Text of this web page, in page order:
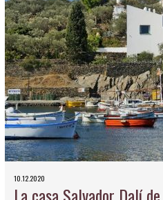
10.12.2020